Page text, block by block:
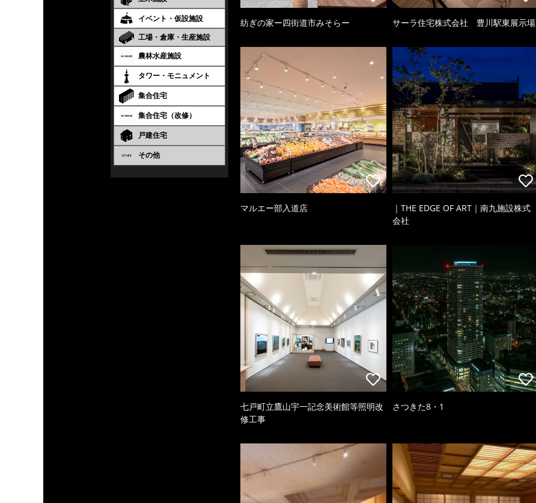
イベント・仮設施設
工場・倉庫・生産施設
農林水産施設
タワー・モニュメント
集合住宅
集合住宅（改修）
戸建住宅
その他
紡ぎの家ー四街道市みそらー サーラ住宅株式会社 豊川駅東展示場
マルエー部入道店
｜THE EDGE OF ART｜南九施設株式
会社
七戸町立鷹山宇一記念美術館等照明改
修工事
さつきた8・1